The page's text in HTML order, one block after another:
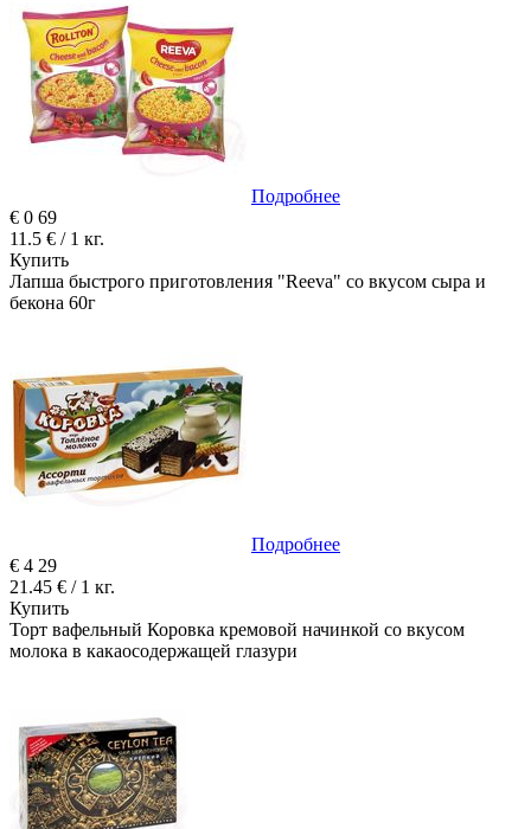
Подробнее
€ 0 69
11.5 € / 1 кг.
Купить
Лапша быстрого приготовления "Reeva" со вкусом сыра и
бекона 60г
Подробнее
€ 4 29
21.45 € / 1 кг.
Купить
Торт вафельный Коровка кремовой начинкой со вкусом
молока в какаосодержащей глазури